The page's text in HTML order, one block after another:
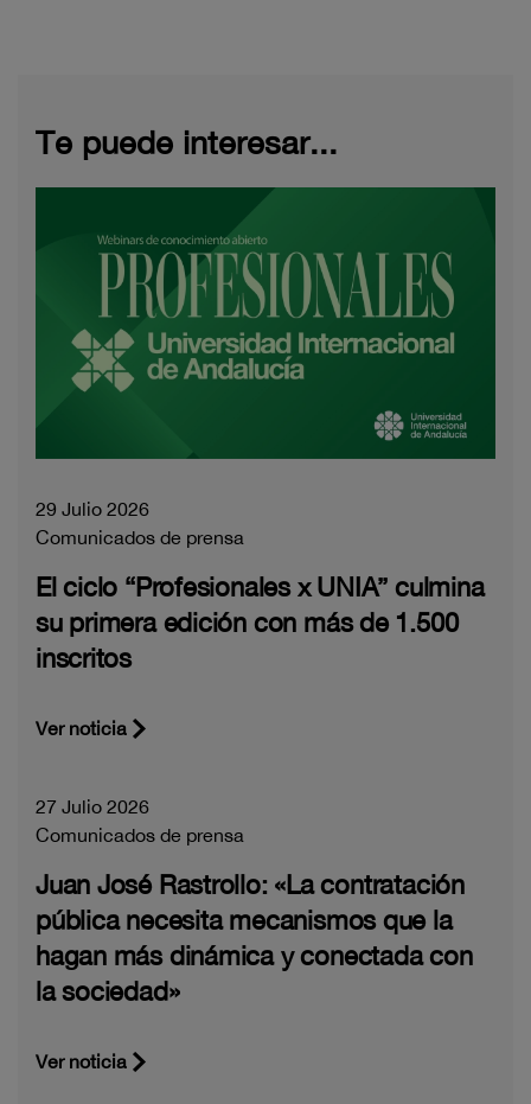
Te puede interesar...
29 Julio 2026
Comunicados de prensa
El ciclo “Profesionales x UNIA” culmina
su primera edición con más de 1.500
inscritos
Ver noticia
27 Julio 2026
Comunicados de prensa
Juan José Rastrollo: «La contratación
pública necesita mecanismos que la
hagan más dinámica y conectada con
la sociedad»
Ver noticia